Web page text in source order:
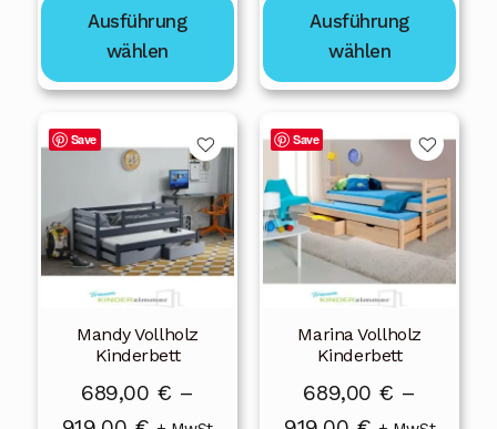
bis
1
079,00 €
Ausführung
wählen
gewählt
bis
919,00 €
Ausführung
wählen
gewählt
Save
Mandy Vollholz
Kinderbett
689,00 € –
Dieses
Produkt
mehrere
Varianten
auf.
Optionen
können
Save
Marina Vollholz
Kinderbett
689,00 € –
Dieses
Produkt
weist
mehrere
Varianten
auf.
Optionen
können